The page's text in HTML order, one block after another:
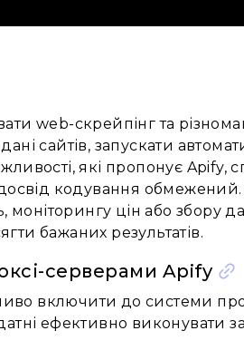
web-скрейпінг та
сайтів, запускати
які пропонує Apify,
кодування
цін або збору
бажаних результатів.
серверами Apify
включити до системи
ефективно виконувати